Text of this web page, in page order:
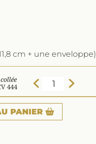
cm + une enveloppe)
444
PANIER